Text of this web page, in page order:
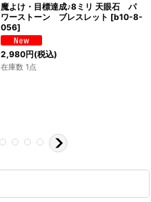
魔よけ・目標達成♪8ミリ 天眼石 パ
ワーストーン ブレスレット [b10-8-
056]
2,980円(税込)
在庫数 1点